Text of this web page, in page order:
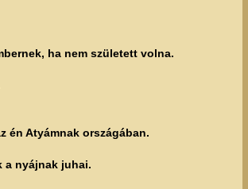
ha nem született volna.
én Atyámnak országában.
a nyájnak juhai.